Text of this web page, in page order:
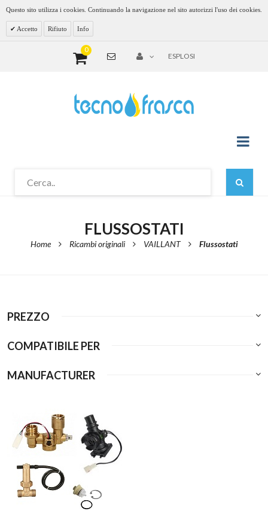
Questo sito utilizza i cookies. Continuando la navigazione nel sito autorizzi l'uso dei cookies.
Accetto Rifiuto Info
0
ESPLOSI
FLUSSOSTATI
Home Ricambi originali VAILLANT Flussostati
PREZZO
COMPATIBILE PER
MANUFACTURER